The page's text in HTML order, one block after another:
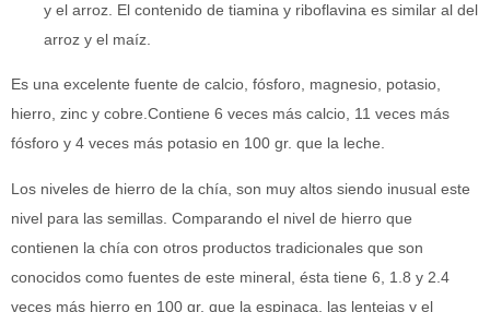
y el arroz. El contenido de tiamina y riboflavina es similar al del
arroz y el maíz.
Es una excelente fuente de calcio, fósforo, magnesio, potasio,
hierro, zinc y cobre.Contiene 6 veces más calcio, 11 veces más
fósforo y 4 veces más potasio en 100 gr. que la leche.
Los niveles de hierro de la chía, son muy altos siendo inusual este
nivel para las semillas. Comparando el nivel de hierro que
contienen la chía con otros productos tradicionales que son
conocidos como fuentes de este mineral, ésta tiene 6, 1.8 y 2.4
veces más hierro en 100 gr. que la espinaca, las lentejas y el